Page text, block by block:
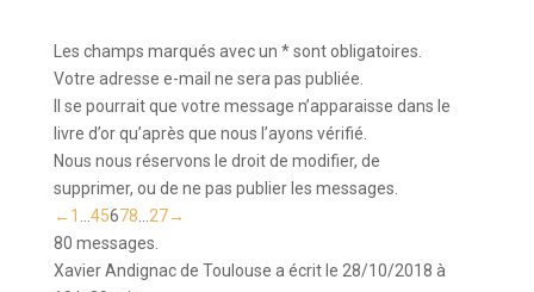
Les champs marqués avec un * sont obligatoires.
Votre adresse e-mail ne sera pas publiée.
Il se pourrait que votre message n’apparaisse dans le
livre d’or qu’après que nous l’ayons vérifié.
Nous nous réservons le droit de modifier, de
supprimer, ou de ne pas publier les messages.
Navigation
dans
la
←1 45678 27→
80 messages.
Xavier Andignacde Toulouse a écrit le 28/10/2018 à